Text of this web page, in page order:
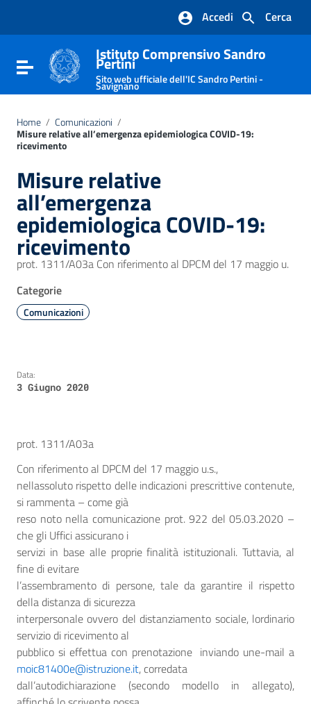
Vai al footer
Cerca
Accedi
Attiva / disattiva la navigazione
Istituto Comprensivo Sandro
Pertini
Sito web ufficiale dell'IC Sandro Pertini -
Savignano
Home / Comunicazioni /
Misure relative all’emergenza epidemiologica COVID-19:
ricevimento
Misure relative
all’emergenza
epidemiologica COVID-19:
ricevimento
prot. 1311/A03a Con riferimento al DPCM del 17 maggio u.
Categorie
Comunicazioni
Data:
3 Giugno 2020
prot. 1311/A03a
Con riferimento al DPCM del 17 maggio u.s.,
nellassoluto rispetto delle indicazioni prescrittive contenute,
si rammenta – come già
reso noto nella comunicazione prot. 922 del 05.03.2020 –
che gli Uffici assicurano i
servizi in base alle proprie finalità istituzionali. Tuttavia, al
fine di evitare
l’assembramento di persone, tale da garantire il rispetto
della distanza di sicurezza
interpersonale ovvero del distanziamento sociale, lordinario
servizio di ricevimento al
pubblico si effettua con prenotazione inviando une-mail a
moic81400e@istruzione.it, corredata
dall’autodichiarazione (secondo modello in allegato),